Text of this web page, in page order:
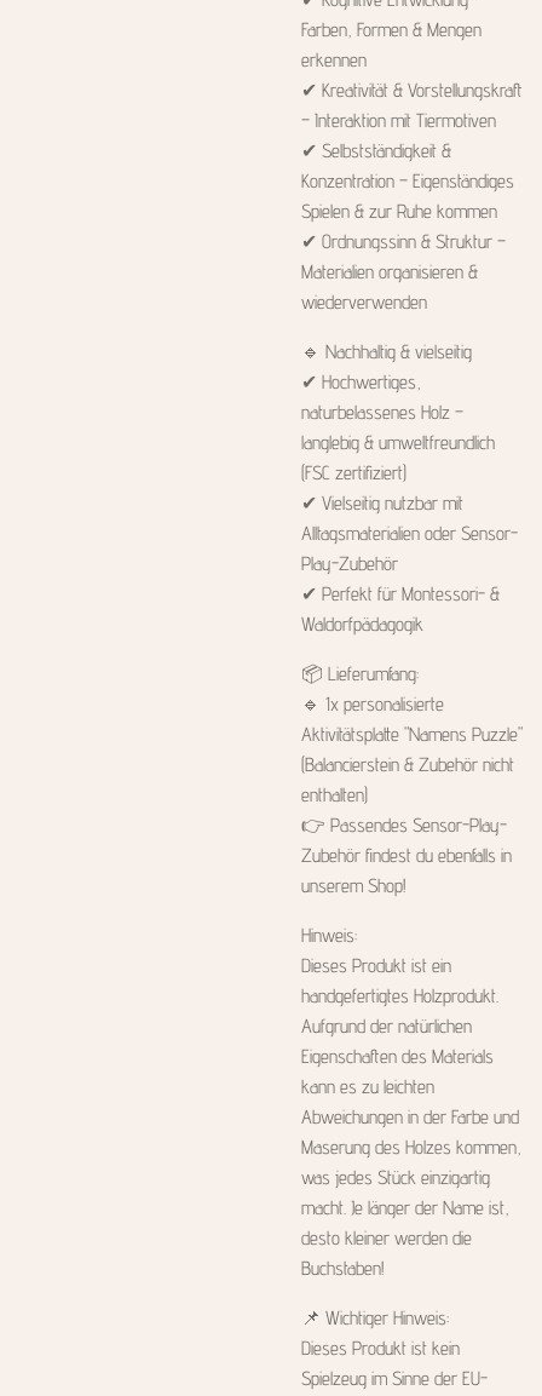
Farben, Formen & Mengen
erkennen
✔ Kreativität & Vorstellungskraft
– Interaktion mit Tiermotiven
✔ Selbstständigkeit &
Konzentration – Eigenständiges
Spielen & zur Ruhe kommen
✔ Ordnungssinn & Struktur –
Materialien organisieren &
wiederverwenden
🔹 Nachhaltig & vielseitig
✔ Hochwertiges,
naturbelassenes Holz –
langlebig & umweltfreundlich
(FSC zertifiziert)
✔ Vielseitig nutzbar mit
Alltagsmaterialien oder Sensor-
Play-Zubehör
✔ Perfekt für Montessori- &
Waldorfpädagogik
📦 Lieferumfang:
🔹 1x personalisierte
Aktivitätsplatte "Namens Puzzle"
(Balancierstein & Zubehör nicht
enthalten)
👉 Passendes Sensor-Play-
Zubehör findest du ebenfalls in
unserem Shop!
Hinweis:
Dieses Produkt ist ein
handgefertigtes Holzprodukt.
Aufgrund der natürlichen
Eigenschaften des Materials
kann es zu leichten
Abweichungen in der Farbe und
Maserung des Holzes kommen,
was jedes Stück einzigartig
macht. Je länger der Name ist,
desto kleiner werden die
Buchstaben!
📌 Wichtiger Hinweis:
Dieses Produkt ist kein
Spielzeug im Sinne der EU-